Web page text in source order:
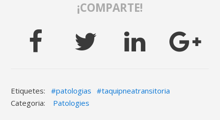
Etiquetes: patologias
taquipneatransitoria
Categoria:
Patologies